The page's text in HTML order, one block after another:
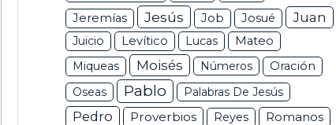
Jeremías Jesús Job Josué Juan
Juicio Levítico Lucas
Mateo
Miqueas
Moisés Números
Oración
Oseas
Pablo Palabras De Jesús
Pedro Proverbios Reyes
Romanos